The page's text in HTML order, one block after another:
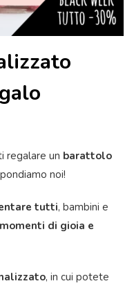
regalare un barattolo
noi!
tutti, bambini e
di gioia e
, in cui potete